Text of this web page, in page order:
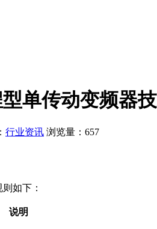
单传动变频器
行业资讯 浏览量：657
如下：
说明